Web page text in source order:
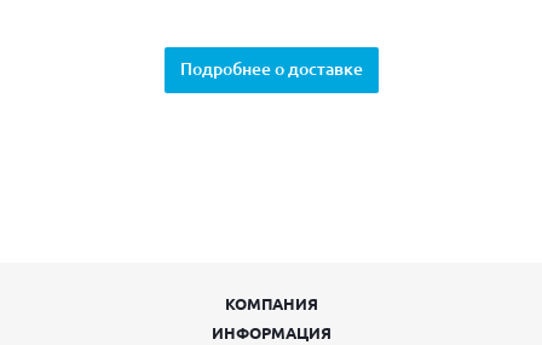
Подробнее о доставке
КОМПАНИЯ
ИНФОРМАЦИЯ